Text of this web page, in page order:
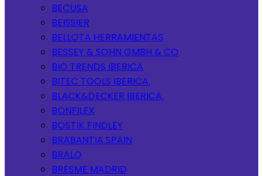
BECUSA
BEISSIER
BELLOTA HERRAMIENTAS
BESSEY & SOHN GMBH & CO
BIO TRENDS IBERICA
BITEC TOOLS IBERICA.
BLACK&DECKER IBERICA.
BONFILEX
BOSTIK FINDLEY
BRABANTIA SPAIN
BRALO
BRESME MADRID